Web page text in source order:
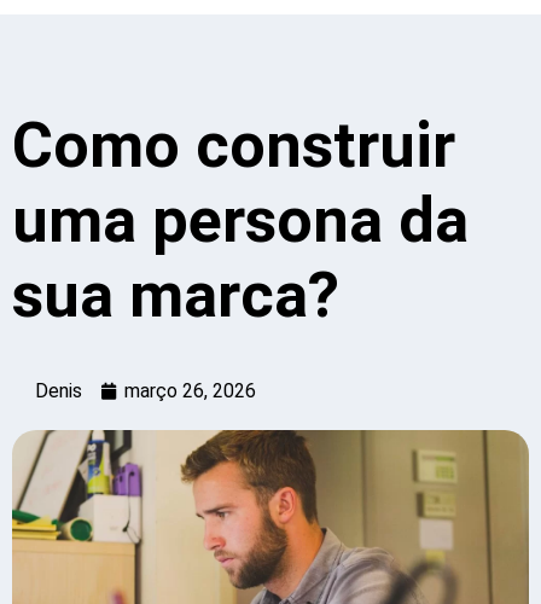
Como construir
uma persona da
sua marca?
Denis março 26, 2026